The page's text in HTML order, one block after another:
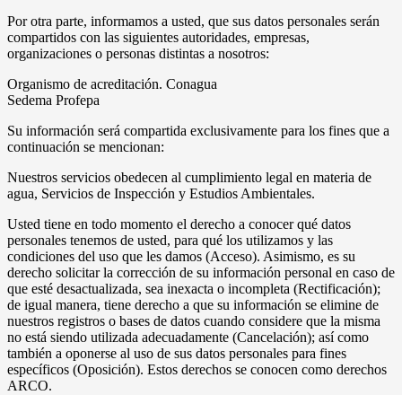
Por otra parte, informamos a usted, que sus datos personales serán
compartidos con las siguientes autoridades, empresas,
organizaciones o personas distintas a nosotros:
Organismo de acreditación. Conagua
Sedema Profepa
Su información será compartida exclusivamente para los fines que a
continuación se mencionan:
Nuestros servicios obedecen al cumplimiento legal en materia de
agua, Servicios de Inspección y Estudios Ambientales.
Usted tiene en todo momento el derecho a conocer qué datos
personales tenemos de usted, para qué los utilizamos y las
condiciones del uso que les damos (Acceso). Asimismo, es su
derecho solicitar la corrección de su información personal en caso de
que esté desactualizada, sea inexacta o incompleta (Rectificación);
de igual manera, tiene derecho a que su información se elimine de
nuestros registros o bases de datos cuando considere que la misma
no está siendo utilizada adecuadamente (Cancelación); así como
también a oponerse al uso de sus datos personales para fines
específicos (Oposición). Estos derechos se conocen como derechos
ARCO.